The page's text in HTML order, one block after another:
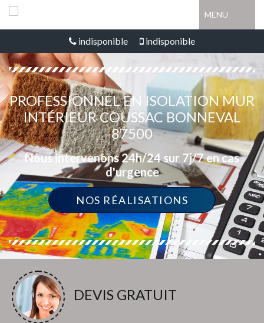
MENU
indisponible indisponible
PROFESSIONNEL EN ISOLATION MUR
INTÉRIEUR COUSSAC BONNEVAL
87500
Nous intervenons 24h/24 sur 7j/7 en cas
d'urgence
NOS RÉALISATIONS
DEVIS GRATUIT